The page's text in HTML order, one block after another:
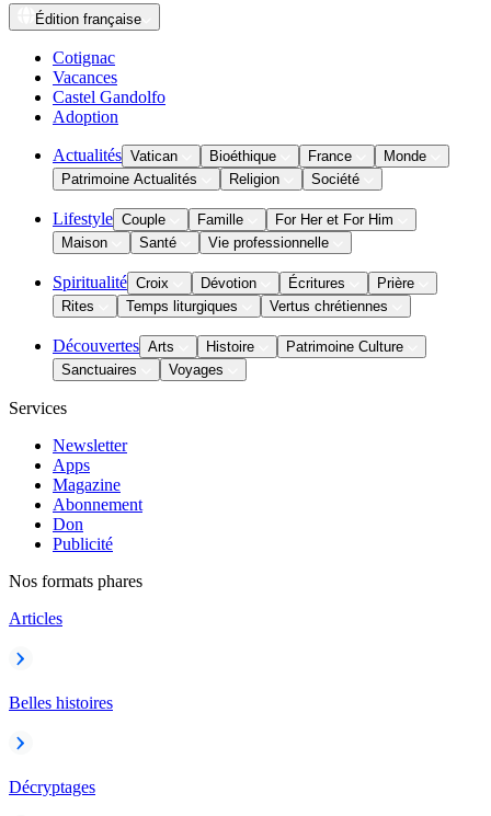
Édition française
Cotignac
Vacances
Castel Gandolfo
Adoption
Actualités Vatican Bioéthique France
Monde
Patrimoine Actualités
Religion Société
Lifestyle Couple Famille
For Her et For Him
Maison
Santé Vie professionnelle
Spiritualité Croix Dévotion Écritures
Prière
Rites
Temps liturgiques Vertus chrétiennes
Découvertes Arts Histoire
Patrimoine Culture
Sanctuaires
Voyages
Services
Newsletter
Apps
Magazine
Abonnement
Don
Publicité
Nos formats phares
Articles
Belles histoires
Décryptages